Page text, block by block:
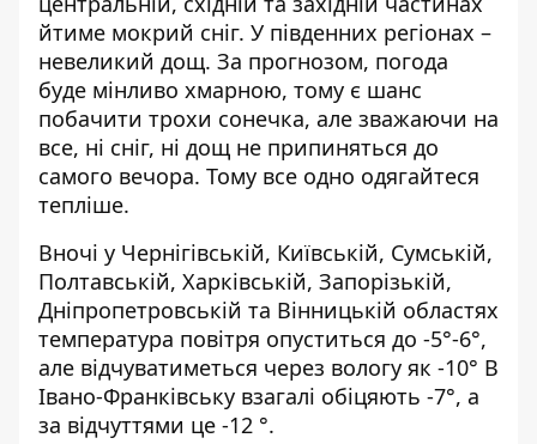
йтиме мокрий сніг. У південних регіонах –
невеликий дощ. За прогнозом, погода
буде мінливо хмарною, тому є шанс
побачити трохи сонечка, але зважаючи на
все, ні сніг, ні дощ не припиняться до
самого вечора. Тому все одно одягайтеся
тепліше.
Вночі у Чернігівській, Київській, Сумській,
Полтавській, Харківській, Запорізькій,
Дніпропетровській та Вінницькій областях
температура повітря опуститься до -5°-6°,
але відчуватиметься через вологу як -10° В
Івано-Франківську взагалі обіцяють -7°, а
за відчуттями це -12 °.